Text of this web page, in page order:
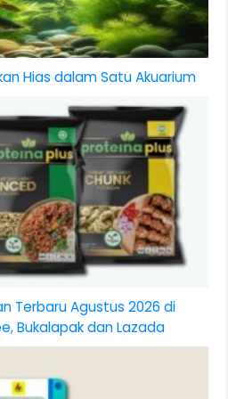
Hias dalam Satu Akuarium
Terbaru Agustus 2026 di
Bukalapak dan Lazada